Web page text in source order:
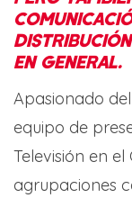
EN GENERAL.
Apasionado
equipo de
Televisión en
agrupaciones